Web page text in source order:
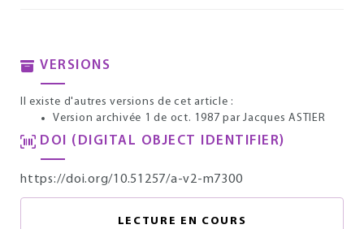
VERSIONS
Il existe d'autres versions de cet article :
Version archivée 1 de oct. 1987 par Jacques ASTIER
DOI (DIGITAL OBJECT IDENTIFIER)
https://doi.org/10.51257/a-v2-m7300
LECTURE EN COURS